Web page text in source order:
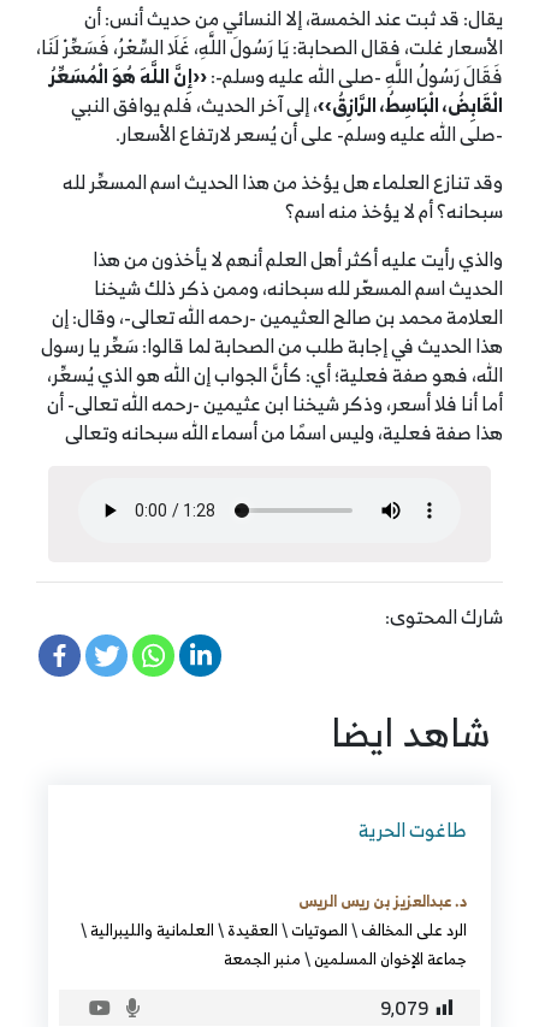
يقال: قد ثبت عند الخمسة، إلا النسائي من حديث أنس: أن
الأسعار غلت، فقال الصحابة: يَا رَسُولَ اللَّهِ، غَلَا السِّعْرُ، فَسَعِّرْ لَنَا،
فَقَالَ رَسُولُ اللَّهِ -صلى الله عليه وسلم-:‹‹إِنَّ اللَّهَ هُوَ الْمُسَعِّرُ
الْقَابِضُ، الْبَاسِطُ، الرَّازِقُ››، إلى آخر الحديث، فلم يوافق النبي
-صلى الله عليه وسلم- على أن يُسعر لارتفاع الأسعار.
وقد تنازع العلماء هل يؤخذ من هذا الحديث اسم المسعِّر لله
سبحانه؟ أم لا يؤخذ منه اسم؟
والذي رأيت عليه أكثر أهل العلم أنهم لا يأخذون من هذا
الحديث اسم المسعّر لله سبحانه، وممن ذكر ذلك شيخنا
العلامة محمد بن صالح العثيمين -رحمه الله تعالى-، وقال: إن
هذا الحديث في إجابة طلب من الصحابة لما قالوا: سَعِّر يا رسول
الله، فهو صفة فعلية؛ أي: كأنَّ الجواب إن الله هو الذي يُسعِّر،
أما أنا فلا أسعر، وذكر شيخنا ابن عثيمين -رحمه الله تعالى- أن
هذا صفة فعلية، وليس اسمًا من أسماء الله سبحانه وتعالى
شارك المحتوى:
شاهد ايضا
طاغوت الحرية
د. عبدالعزيز بن ريس الريس
الرد على المخالف\الصوتيات\العقيدة\العلمانية والليبرالية\
جماعة الإخوان المسلمين\منبر الجمعة
9٬079